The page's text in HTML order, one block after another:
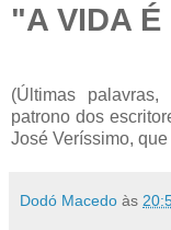
"A VIDA
(Últimas
patrono dos
José Veríssimo,
Dodó Macedo às